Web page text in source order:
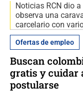
Noticias RCN dio
observa una
carcelario con
Ofertas de empleo
Buscan
gratis y cuidar
postularse